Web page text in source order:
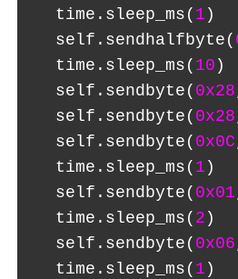
  time.sleep_ms(
1 )
  self.sendhalfbyte(
  time.sleep_ms(
10 )
  self.sendbyte(
0x28
  self.sendbyte(
0x28
  self.sendbyte(
0x0C
  time.sleep_ms(
1 )
  self.sendbyte(
0x01
  time.sleep_ms(
2 )
  self.sendbyte(
0x06
  time.sleep_ms(
1 )